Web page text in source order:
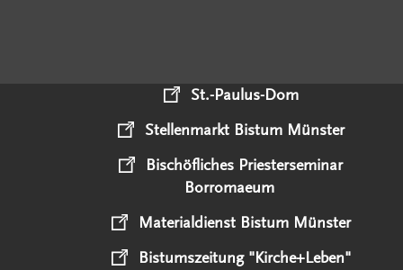
St.-Paulus-Dom
Stellenmarkt Bistum Münster
Bischöfliches Priesterseminar
Borromaeum
Materialdienst Bistum Münster
Bistumszeitung "Kirche+Leben"